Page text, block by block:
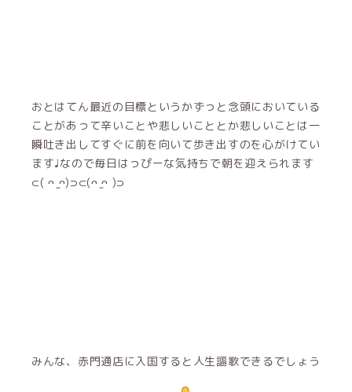
おとはてん最近の目標というかずっと念頭においている
ことがあって辛いことや悲しいこととか悲しいことは一
瞬吐き出してすぐに前を向いて歩き出すのを心がけてい
ます♩なので毎日はっぴーな気持ちで朝を迎えられます
⊂( ᴖ ̫ᴖ)⊃⊂(ᴖ ̫ᴖ )⊃
みんな、赤門通店に入国すると人生謳歌できるでしょう